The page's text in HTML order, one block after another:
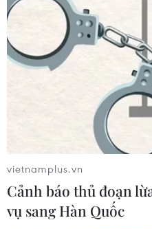
03/08/2026 14:35
Google châm ngòi cuộc
châu Âu về chủ quyền số
03/08/2026 10:50
vietnamplus.vn
Cảnh báo thủ đoạn
vụ sang Hàn Quốc